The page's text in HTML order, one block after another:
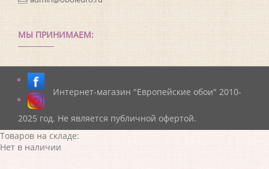
МЫ ПРИНИМАЕМ:
Интернет-магазин "Европейские обои" 2010-
2025 год. Не является публичной офертой.
Товаров на складе:
Нет в наличии